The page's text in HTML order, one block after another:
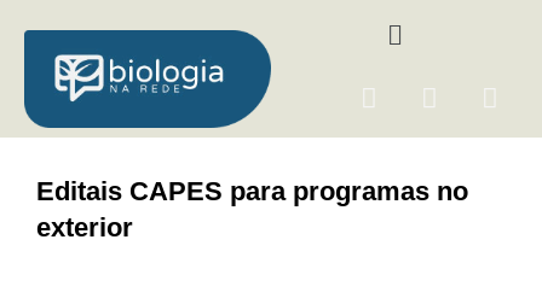
para
conteúdo
Menu
F
e
b
I
a
Y
Editais CAPES para programas no
exterior